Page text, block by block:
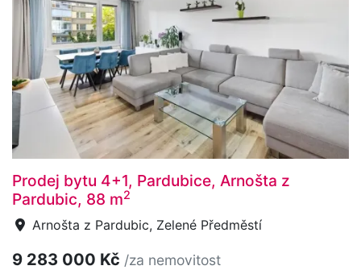
Prodej bytu 4+1, Pardubice, Arnošta z
Pardubic, 88 m2
Arnošta z Pardubic, Zelené Předměstí
9 283 000 Kč /za nemovitost